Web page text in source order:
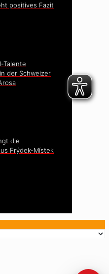
positives Fazit
Talente
der Schweizer
die
Frýdek-Místek